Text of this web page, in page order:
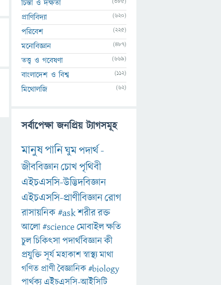
চিন্তা ও দক্ষতা
প্রাণিবিদ্যা (620)
পরিবেশ (225)
মনোবিজ্ঞান (487)
তত্ত্ব ও গবেষণা (669)
বাংলাদেশ ও বিশ্ব (112)
মিথোলজি (62)
সর্বাপেক্ষা জনপ্রিয় ট্যাগসমূহ
মানুষপানিঘুমপদার্থ-
জীববিজ্ঞানচোখপৃথিবী
এইচএসসি-উদ্ভিদবিজ্ঞান
এইচএসসি-প্রাণীবিজ্ঞানরোগ
রাসায়নিক#askশরীররক্ত
আলো#scienceমোবাইলক্ষতি
চুলচিকিৎসাপদার্থবিজ্ঞানকী
প্রযুক্তিসূর্যমহাকাশস্বাস্থ্যমাথা
গণিত প্রাণীবৈজ্ঞানিক#biology
পার্থক্য এইচএসসি-আইসিটি